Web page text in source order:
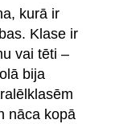
kurā ir
Klase ir
vai tēti –
bija
nāca kopā